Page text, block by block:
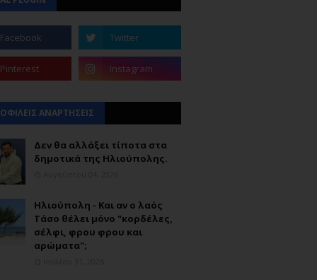
ΑΝΑΡΤΗΣΕΙΣ
Δεν θα αλλάξει τίποτα στα
δημοτικά της Ηλιούπολης.
Ηλιούπολη - Και αν ο λαός
Τάσο θέλει μόνο "κορδέλες,
σέλφι, φρου φρου και
αρώματα";